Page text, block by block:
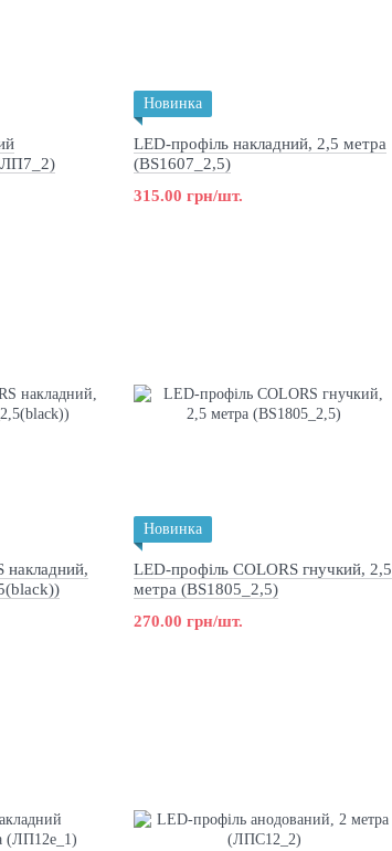
Новинка
LED-профіль накладний, 2,5 метра
(BS1607_2,5)
315.00 грн/шт.
накладний,
Новинка
LED-профіль COLORS гнучкий, 2,5
метра (BS1805_2,5)
270.00 грн/шт.